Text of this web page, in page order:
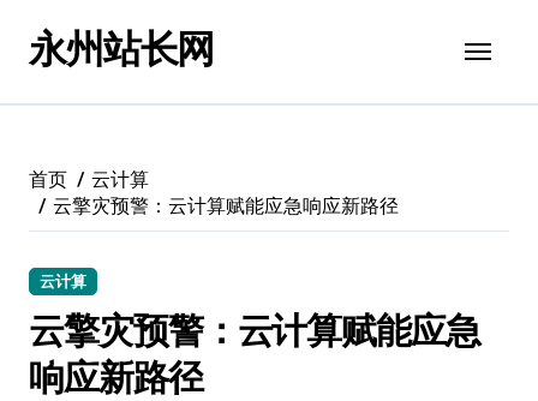
永州站长网
首页
云计算
云擎灾预警：云计算赋能应急响应新路径
云计算
云擎灾预警：云计算赋能应急
响应新路径